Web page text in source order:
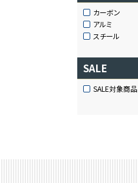
カーボン
アルミ
スチール
SALE
SALE対象商品